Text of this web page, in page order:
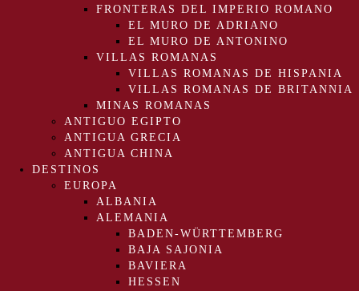
FRONTERAS DEL IMPERIO ROMANO
EL MURO DE ADRIANO
EL MURO DE ANTONINO
VILLAS ROMANAS
VILLAS ROMANAS DE HISPANIA
VILLAS ROMANAS DE BRITANNIA
MINAS ROMANAS
ANTIGUO EGIPTO
ANTIGUA GRECIA
ANTIGUA CHINA
DESTINOS
EUROPA
ALBANIA
ALEMANIA
BADEN-WÜRTTEMBERG
BAJA SAJONIA
BAVIERA
HESSEN